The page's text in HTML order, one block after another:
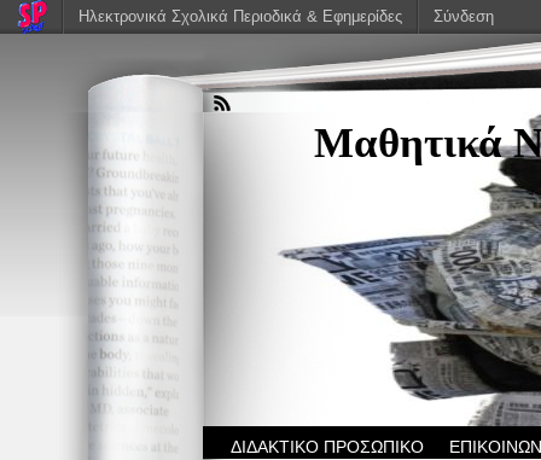
Μαθητικά
ΔΙΔΑΚΤΙΚΟ ΠΡΟΣΩΠΙΚΟ
Ηλεκτρονικά Σχολικά Περιοδικά & Εφημερίδες Σύνδεση